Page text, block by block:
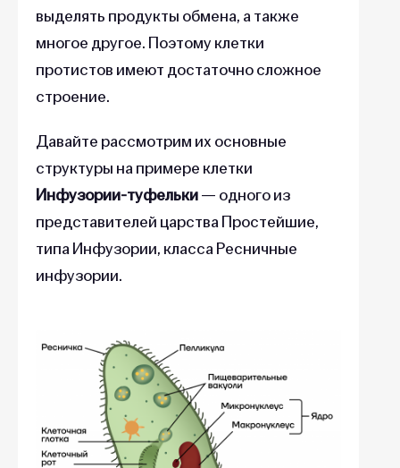
выделять продукты обмена, а также
многое другое. Поэтому клетки
протистов имеют достаточно сложное
строение.
Давайте рассмотрим их основные
структуры на примере клетки
Инфузории-туфельки— одного из
представителей царства Простейшие,
типа Инфузории, класса Ресничные
инфузории.